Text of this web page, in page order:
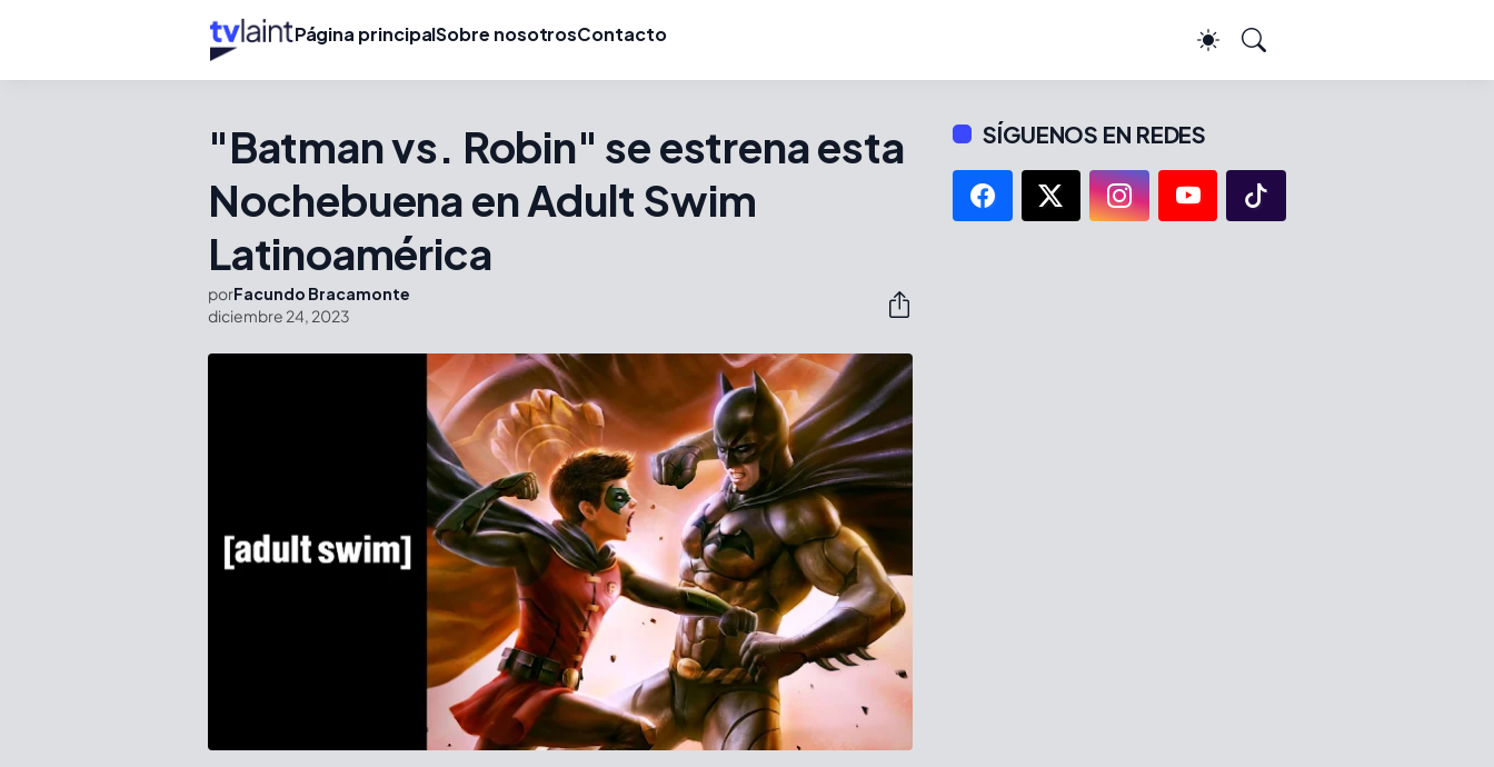
Página principalSobre nosotrosContacto
"Batman vs. Robin" se estrena esta
Nochebuena en Adult Swim
Latinoamérica
porFacundo Bracamonte
diciembre 24, 2023
SÍGUENOS EN REDES